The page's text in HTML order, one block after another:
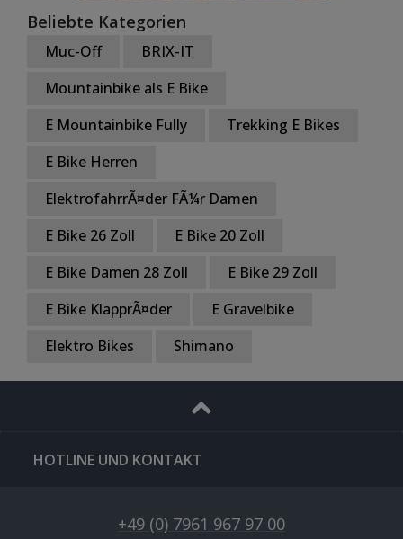
Beliebte Kategorien
Muc-Off
BRIX-IT
Mountainbike als E Bike
E Mountainbike Fully
Trekking E Bikes
E Bike Herren
ElektrofahrrÃ¤der FÃ¼r Damen
E Bike 26 Zoll
E Bike 20 Zoll
E Bike Damen 28 Zoll
E Bike 29 Zoll
E Bike KlapprÃ¤der
E Gravelbike
Elektro Bikes
Shimano
HOTLINE UND KONTAKT
+49 (0) 7961 967 97 00